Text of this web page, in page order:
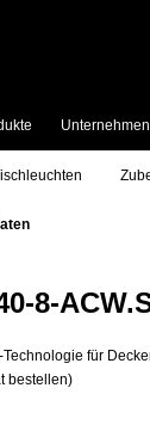
Unternehmen
8-
für
bestellen)